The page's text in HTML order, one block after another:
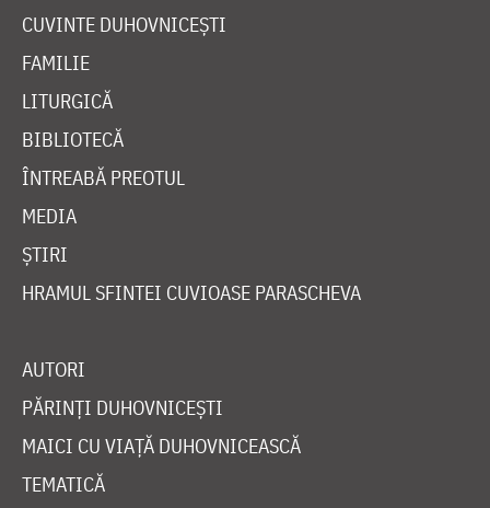
CUVINTE DUHOVNICEȘTI
FAMILIE
LITURGICĂ
BIBLIOTECĂ
ÎNTREABĂ PREOTUL
MEDIA
ȘTIRI
HRAMUL SFINTEI CUVIOASE PARASCHEVA
AUTORI
PĂRINȚI DUHOVNICEȘTI
MAICI CU VIAȚĂ DUHOVNICEASCĂ
TEMATICĂ